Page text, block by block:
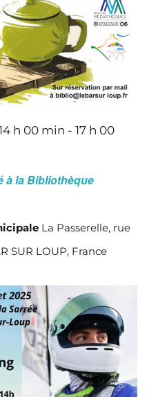
h 00 min - 17 h 00
à la Bibliothèque
La Passerelle, rue
SUR LOUP, France